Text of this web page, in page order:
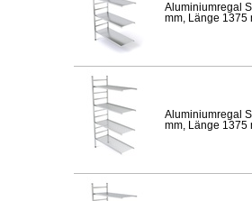
Aluminiumregal
mm, Länge 1375
Aluminiumregal
mm, Länge 1375